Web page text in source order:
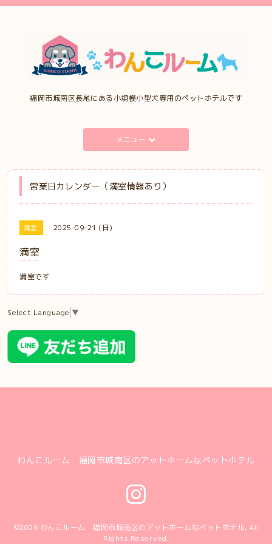
福岡市城南区長尾にある小規模小型犬専用のペットホテルです
メニュー
営業日カレンダー（満室情報あり）
満室 2025-09-21 (日)
満室
満室です
Select Language ▼
わんこルーム 福岡市城南区のアットホームなペットホテル
©2026 わんこルーム 福岡市城南区のアットホームなペットホテル. All
Rights Reserved.